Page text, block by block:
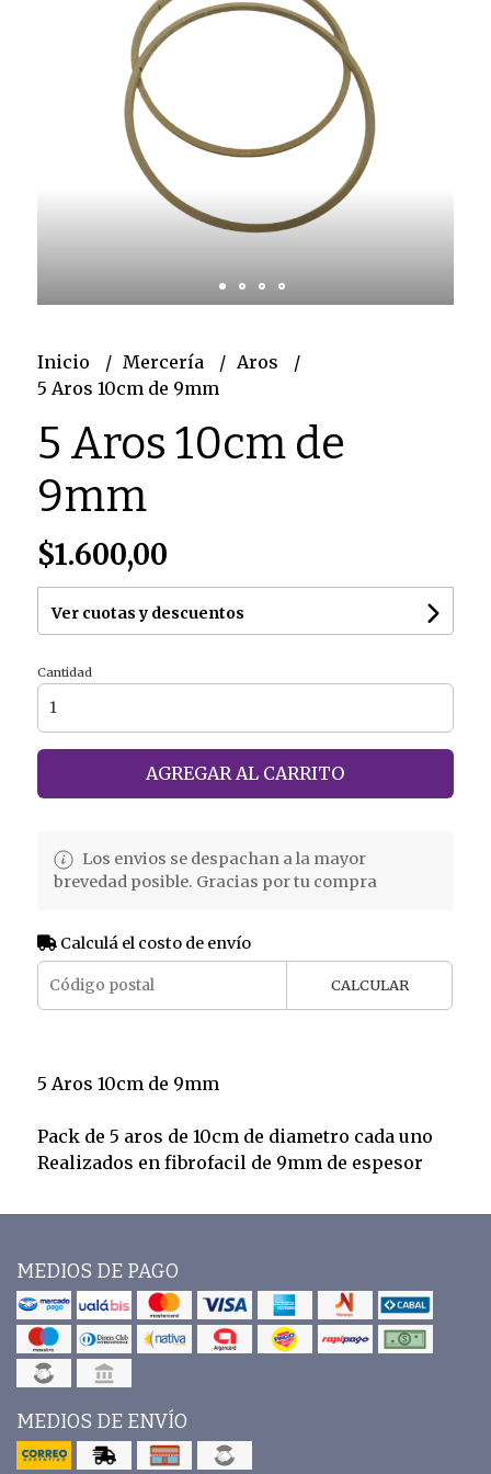
Inicio Mercería
Aros
5 Aros 10cm de 9mm
5 Aros 10cm de
9mm
$1.600,00
Ver cuotas y descuentos
Cantidad
AGREGAR AL CARRITO
Los envios se despachan a la mayor
brevedad posible. Gracias por tu compra
Calculá el costo de envío
CALCULAR
5 Aros 10cm de 9mm
Pack de 5 aros de 10cm de diametro cada uno
Realizados en fibrofacil de 9mm de espesor
MEDIOS DE PAGO
MEDIOS DE ENVÍO